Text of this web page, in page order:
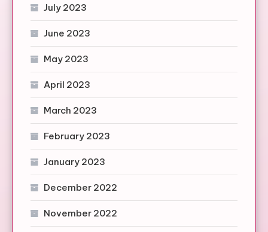
July 2023
June 2023
May 2023
April 2023
March 2023
February 2023
January 2023
December 2022
November 2022